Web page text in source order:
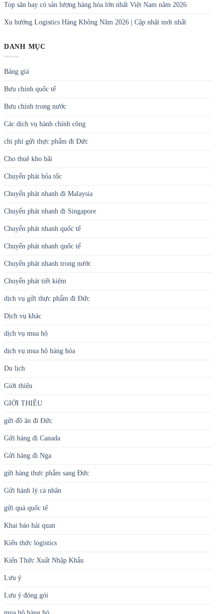
Top sân bay có sản lượng hàng hóa lớn nhất Việt Nam năm 2026
Xu hướng Logistics Hàng Không Năm 2026 | Cập nhật mới nhất
DANH MỤC
Bảng giá
Bưu chính quốc tế
Bưu chính trong nước
Các dịch vụ hành chính công
chi phí gửi thực phẩm đi Đức
Cho thuê kho bãi
Chuyển phát hỏa tốc
Chuyển phát nhanh đi Malaysia
Chuyển phát nhanh đi Singapore
Chuyển phát nhanh quốc tế
Chuyển phát nhanh quốc tế
Chuyển phát nhanh trong nước
Chuyển phát tiết kiệm
dịch vụ gửi thực phẩm đi Đức
Dịch vụ khác
dịch vụ mua hộ
dịch vụ mua hộ hàng hóa
Du lịch
Giới thiệu
GIỚI THIỆU
gửi đồ ăn đi Đức
Gửi hàng đi Canada
Gửi hàng đi Nga
gửi hàng thực phẩm sang Đức
Gửi hành lý cá nhân
gửi quà quốc tế
Khai báo hải quan
Kiến thức logistics
Kiến Thức Xuất Nhập Khẩu
Lưu ý
Lưu ý đóng gói